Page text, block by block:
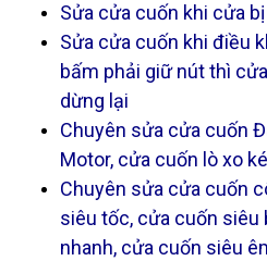
Sửa cửa cuốn khi cửa
Sửa cửa cuốn khi điều
bấm phải giữ nút thì
dừng lại
Chuyên sửa cửa cuốn
Motor, cửa cuốn lò xo
Chuyên sửa cửa cuốn
siêu tốc, cửa cuốn siêu
nhanh, cửa cuốn siêu